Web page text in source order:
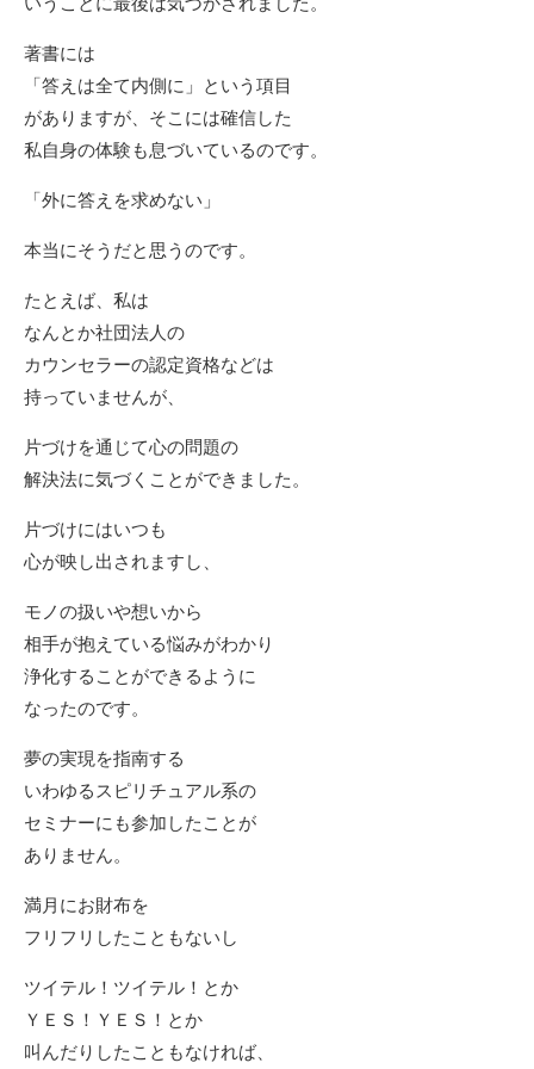
著書には
「答えは全て内側に」という項目
がありますが、そこには確信した
私自身の体験も息づいているのです。
「外に答えを求めない」
本当にそうだと思うのです。
たとえば、私は
なんとか社団法人の
カウンセラーの認定資格などは
持っていませんが、
片づけを通じて心の問題の
解決法に気づくことができました。
片づけにはいつも
心が映し出されますし、
モノの扱いや想いから
相手が抱えている悩みがわかり
浄化することができるように
なったのです。
夢の実現を指南する
いわゆるスピリチュアル系の
セミナーにも参加したことが
ありません。
満月にお財布を
フリフリしたこともないし
ツイテル！ツイテル！とか
ＹＥＳ！ＹＥＳ！とか
叫んだりしたこともなければ、